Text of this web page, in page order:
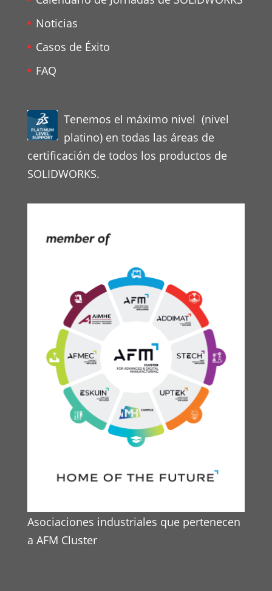
Noticias
Casos de Éxito
FAQ
Tenemos el máximo nivel (nivel
platino) en todas las áreas de
certificación de todos los productos de
SOLIDWORKS.
Asociaciones industriales que pertenecen
a AFM Cluster